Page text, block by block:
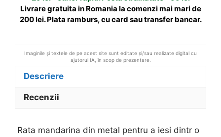
Livrare gratuita in Romania la comenzi mai mari de
200 lei. Plata ramburs, cu card sau transfer bancar.
Imaginile și textele de pe acest site sunt editate și/sau realizate digital cu
ajutorul IA, în scop de prezentare.
Descriere
Recenzii
Rata mandarina din metal pentru a iesi dintr o